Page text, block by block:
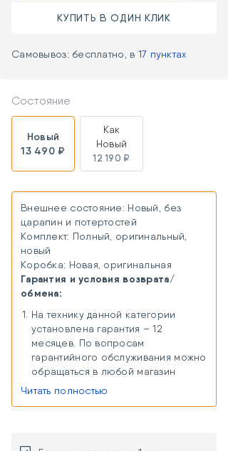
КУПИТЬ В ОДИН КЛИК
Самовывоз: бесплатно, в 17 пунктах
Состояние
Новый
13 490 ₽
Как
Новый
12 190 ₽
Внешнее состояние: Новый, без
царапин и потертостей
Комплект: Полный, оригинальный,
новый
Коробка: Новая, оригинальная
Гарантия и условия возврата/
обмена:
На технику данной категории
установлена гарантия – 12
месяцев. По вопросам
гарантийного обслуживания можно
обращаться в любой магазин
Читать полностью